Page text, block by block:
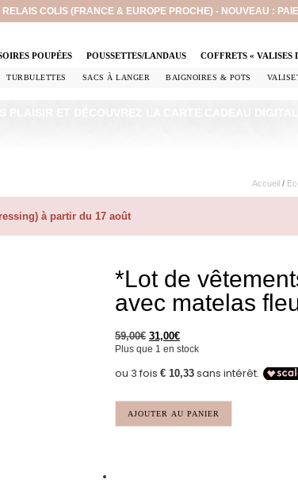
COLIS (FRANCE & EUROPE PROCHE) - NOUVEAU :
POUPÉES POUSSETTES/LANDAUS COFFRETS « VALISES
TURBULETTES SACS À LANGER BAIGNOIRES & POTS
Accueil /
à partir du 17 août
*Lot de
avec matelas
59,00€ 31,00€
Plus que 1 en stock
AJOUTER AU PANIER